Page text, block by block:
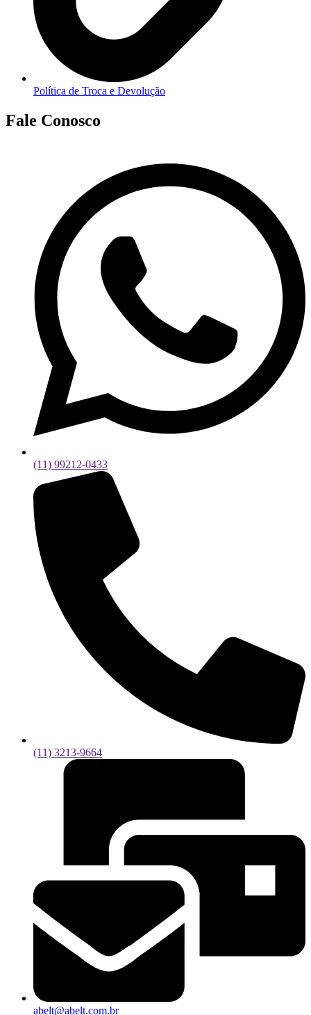
Política de Troca e Devolução
Fale Conosco
(11) 99212-0433
(11) 3213-9664
abelt@abelt.com.br